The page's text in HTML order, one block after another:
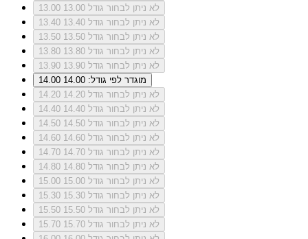
13.00
לא ניתן לבחור גודל 13.00
13.40
לא ניתן לבחור גודל 13.40
13.50
לא ניתן לבחור גודל 13.50
13.80
לא ניתן לבחור גודל 13.80
13.90
לא ניתן לבחור גודל 13.90
14.00
מוגדר לפי גודל: 14.00
14.20
לא ניתן לבחור גודל 14.20
14.40
לא ניתן לבחור גודל 14.40
14.50
לא ניתן לבחור גודל 14.50
14.60
לא ניתן לבחור גודל 14.60
14.70
לא ניתן לבחור גודל 14.70
14.80
לא ניתן לבחור גודל 14.80
15.00
לא ניתן לבחור גודל 15.00
15.30
לא ניתן לבחור גודל 15.30
15.50
לא ניתן לבחור גודל 15.50
15.70
לא ניתן לבחור גודל 15.70